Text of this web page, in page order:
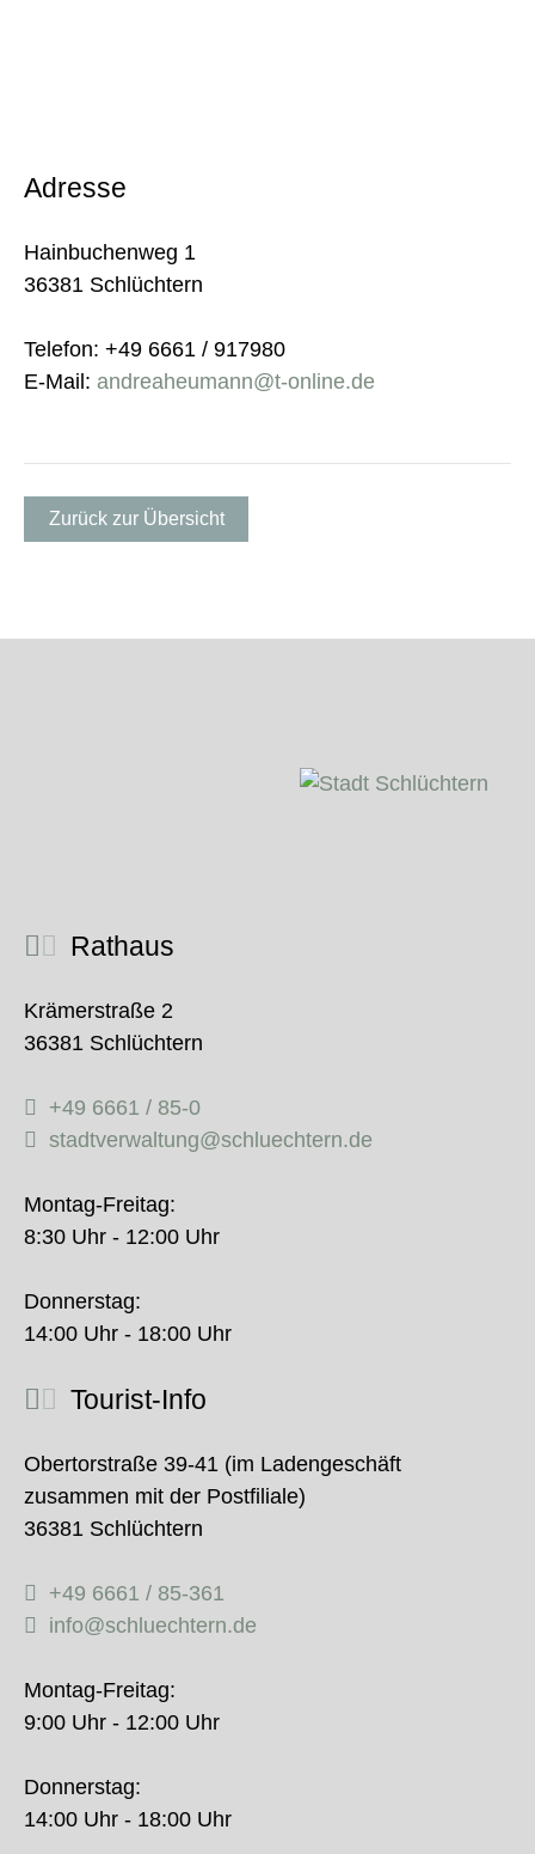
Adresse
Hainbuchenweg 1
36381 Schlüchtern
Telefon: +49 6661 / 917980
E-Mail: andreaheumann@t-online.de
Zurück zur Übersicht
Rathaus
Krämerstraße 2
36381 Schlüchtern
+49 6661 / 85-0
stadtverwaltung@schluechtern.de
Montag-Freitag:
8:30 Uhr - 12:00 Uhr
Donnerstag:
14:00 Uhr - 18:00 Uhr
Tourist-Info
Obertorstraße 39-41 (im Ladengeschäft
zusammen mit der Postfiliale)
36381 Schlüchtern
+49 6661 / 85-361
info@schluechtern.de
Montag-Freitag:
9:00 Uhr - 12:00 Uhr
Donnerstag:
14:00 Uhr - 18:00 Uhr